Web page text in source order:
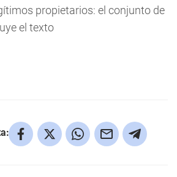
propietarios: el conjunto de
el texto